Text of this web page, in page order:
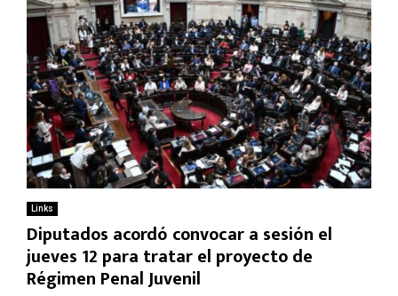
Links
Diputados acordó convocar a sesión el
jueves 12 para tratar el proyecto de
Régimen Penal Juvenil